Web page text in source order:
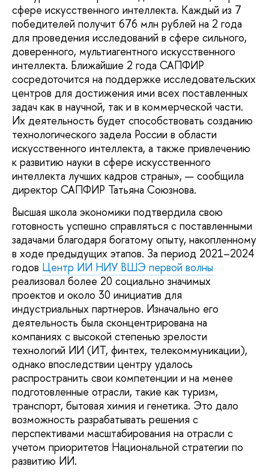
сфере искусственного интеллекта. Каждый из 7
победителей получит 676 млн рублей на 2 года
для проведения исследований в сфере сильного,
доверенного, мультиагентного искусственного
интеллекта. Ближайшие 2 года САПФИР
сосредоточится на поддержке исследовательских
центров для достижения ими всех поставленных
задач как в научной, так и в коммерческой части.
Их деятельность будет способствовать созданию
технологического задела России в области
искусственного интеллекта, а также привлечению
к развитию науки в сфере искусственного
интеллекта лучших кадров страны», — сообщила
директор САПФИР Татьяна Союзнова.
Высшая школа экономики подтвердила свою
готовность успешно справляться с поставленными
задачами благодаря богатому опыту, накопленному
в ходе предыдущих этапов. За период 2021–2024
годов Центр ИИ НИУ ВШЭ первой волны
реализовал более 20 социально значимых
проектов и около 30 инициатив для
индустриальных партнеров. Изначально его
деятельность была сконцентрирована на
компаниях с высокой степенью зрелости
технологий ИИ (ИТ, финтех, телекоммуникации),
однако впоследствии центру удалось
распространить свои компетенции и на менее
подготовленные отрасли, такие как туризм,
транспорт, бытовая химия и генетика. Это дало
возможность разрабатывать решения с
перспективами масштабирования на отрасли с
учетом приоритетов Национальной стратегии по
развитию ИИ.